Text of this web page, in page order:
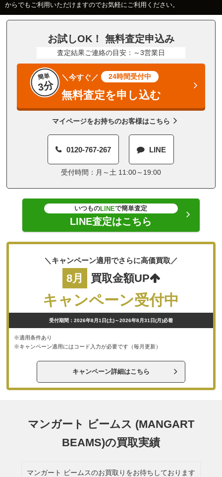
からでもご利用いただけますのでお気軽にご利用ください。
お試しOK！ 無料査定申込み
査定結果ご連絡の目安：～3営業日
簡単
3分
＼今すぐ／ 24時間受付中
無料査定を申し込む
マイページをお持ちのお客様はこちら
0120-767-267 LINE
受付時間：月～土 11:00～19:00
いつものLINEで簡単査定
LINE査定はこちら
＼キャンペーン適用でさらに高価買取／
8月 買取金額UP
キャンペーン受付中
受付期間：2026年8月1日(土)～2026年8月31日(月)必着
※適用条件あり
※キャンペーン適用にはコード入力が必要です（毎月更新）
キャンペーン詳細はこちら
マンガート ビームス (MANGART
BEAMS)の買取実績
マンガート ビームスのお買取りをお待ちしております